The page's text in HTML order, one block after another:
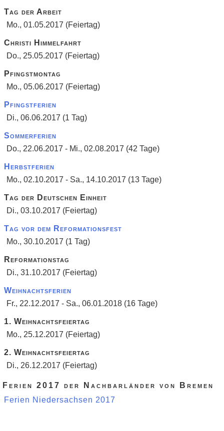
Tag der Arbeit
Mo., 01.05.2017 (Feiertag)
Christi Himmelfahrt
Do., 25.05.2017 (Feiertag)
Pfingstmontag
Mo., 05.06.2017 (Feiertag)
Pfingstferien
Di., 06.06.2017 (1 Tag)
Sommerferien
Do., 22.06.2017 - Mi., 02.08.2017 (42 Tage)
Herbstferien
Mo., 02.10.2017 - Sa., 14.10.2017 (13 Tage)
Tag der Deutschen Einheit
Di., 03.10.2017 (Feiertag)
Tag vor dem Reformationsfest
Mo., 30.10.2017 (1 Tag)
Reformationstag
Di., 31.10.2017 (Feiertag)
Weihnachtsferien
Fr., 22.12.2017 - Sa., 06.01.2018 (16 Tage)
1. Weihnachtsfeiertag
Mo., 25.12.2017 (Feiertag)
2. Weihnachtsfeiertag
Di., 26.12.2017 (Feiertag)
Ferien 2017 der Nachbarländer von Bremen
Ferien Niedersachsen 2017